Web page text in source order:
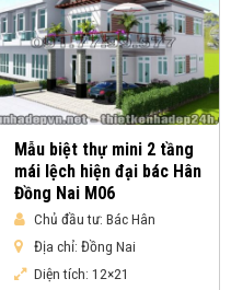
Mẫu biệt thự mini 2 tầng
mái lệch hiện đại bác Hân
Đồng Nai M06
Chủ đầu tư: Bác Hân
Địa chỉ: Đồng Nai
Diện tích: 12×21